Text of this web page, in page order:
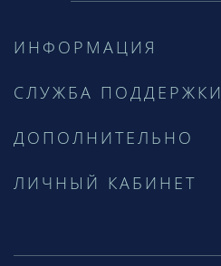
ИНФОРМАЦИЯ
СЛУЖБА ПОДДЕРЖКИ
ДОПОЛНИТЕЛЬНО
ЛИЧНЫЙ КАБИНЕТ